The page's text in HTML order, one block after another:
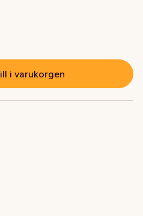
i varukorgen